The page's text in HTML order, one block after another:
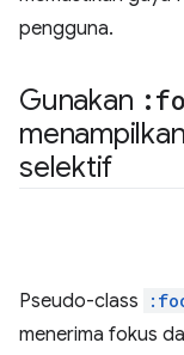
pengguna.
Gunakan
selektif
Pseudo-class
menerima fokus